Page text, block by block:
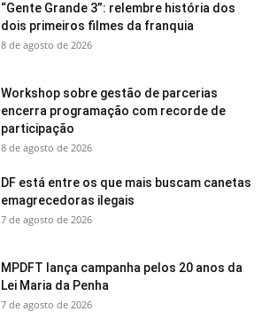
“Gente Grande 3”: relembre história dos
dois primeiros filmes da franquia
8 de agosto de 2026
Workshop sobre gestão de parcerias
encerra programação com recorde de
participação
8 de agosto de 2026
DF está entre os que mais buscam canetas
emagrecedoras ilegais
7 de agosto de 2026
MPDFT lança campanha pelos 20 anos da
Lei Maria da Penha
7 de agosto de 2026